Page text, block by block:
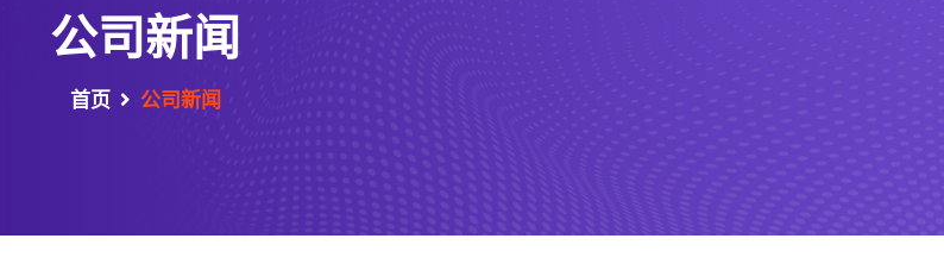
公司新闻
首页 公司新闻